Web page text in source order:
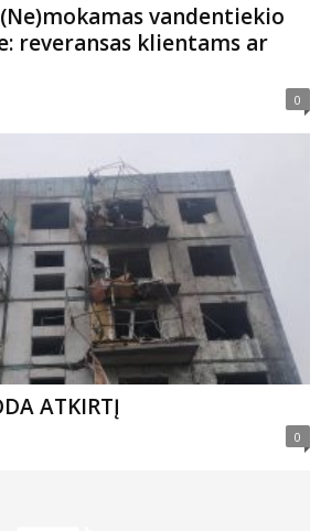
(Ne)mokamas vandentiekio
reveransas klientams ar
0
ATKIRTĮ
0